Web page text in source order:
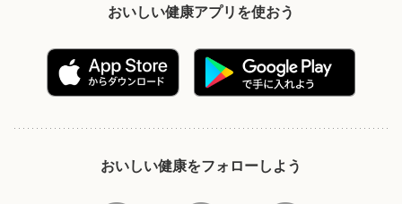
おいしい健康アプリを使おう
おいしい健康をフォローしよう